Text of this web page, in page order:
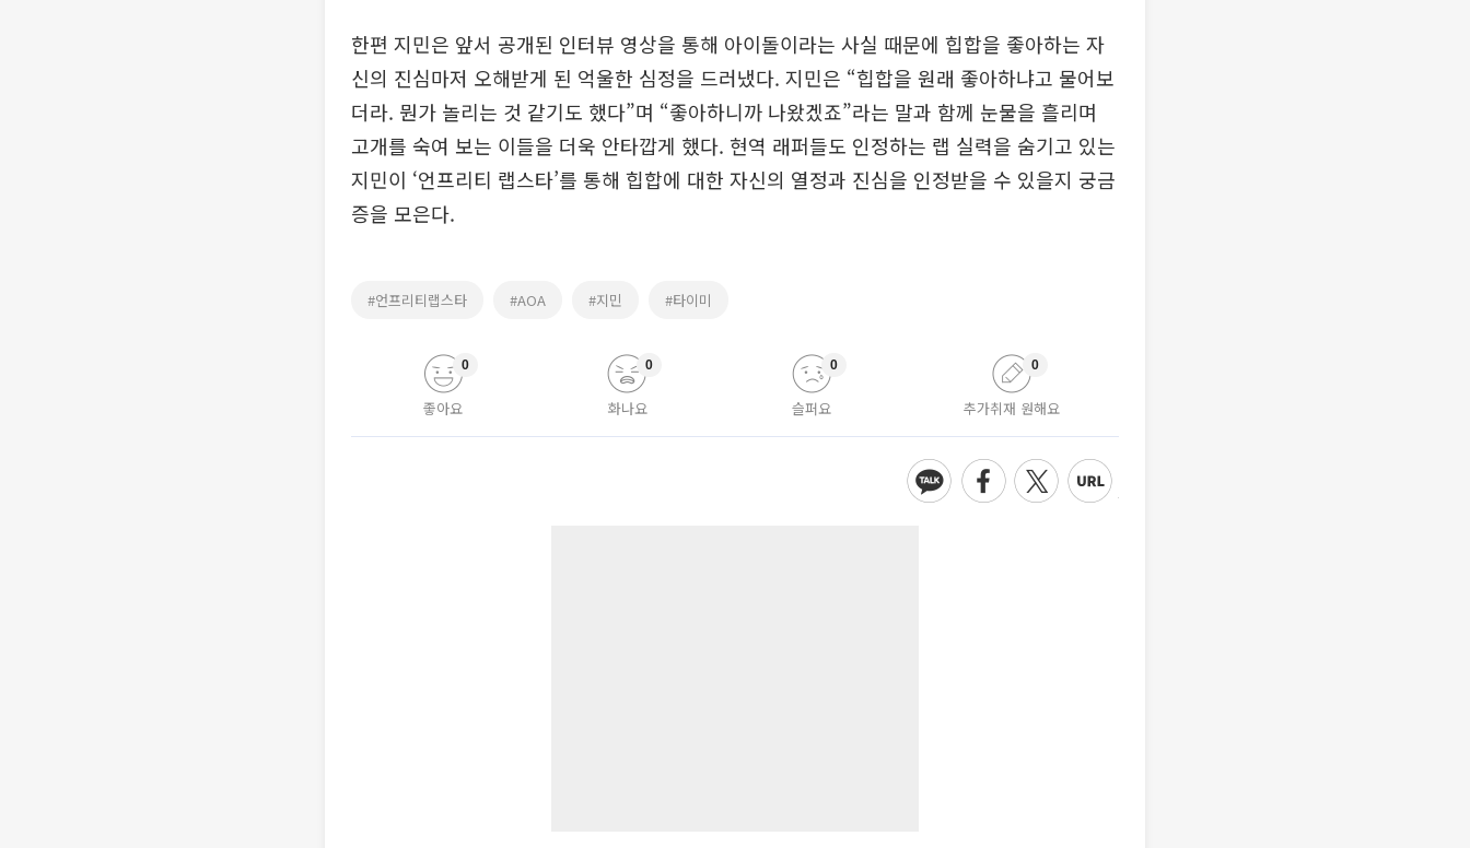
한편 지민은 앞서 공개된 인터뷰 영상을 통해 아이돌이라는 사실 때문에 힙합을 좋아하는 자
신의 진심마저 오해받게 된 억울한 심정을 드러냈다. 지민은 “힙합을 원래 좋아하냐고 물어보
더라. 뭔가 놀리는 것 같기도 했다”며 “좋아하니까 나왔겠죠”라는 말과 함께 눈물을 흘리며
고개를 숙여 보는 이들을 더욱 안타깝게 했다. 현역 래퍼들도 인정하는 랩 실력을 숨기고 있는
지민이 ‘언프리티 랩스타’를 통해 힙합에 대한 자신의 열정과 진심을 인정받을 수 있을지 궁금
증을 모은다.
#언프리티랩스타 #AOA #지민 #타이미
좋아요
0
화나요
0
슬퍼요
0
추가취재 원해요
0